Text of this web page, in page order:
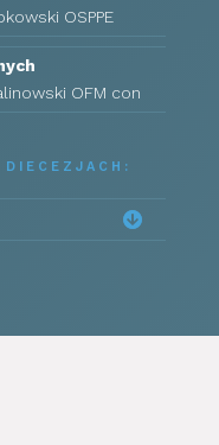
OSPPE
OFM con